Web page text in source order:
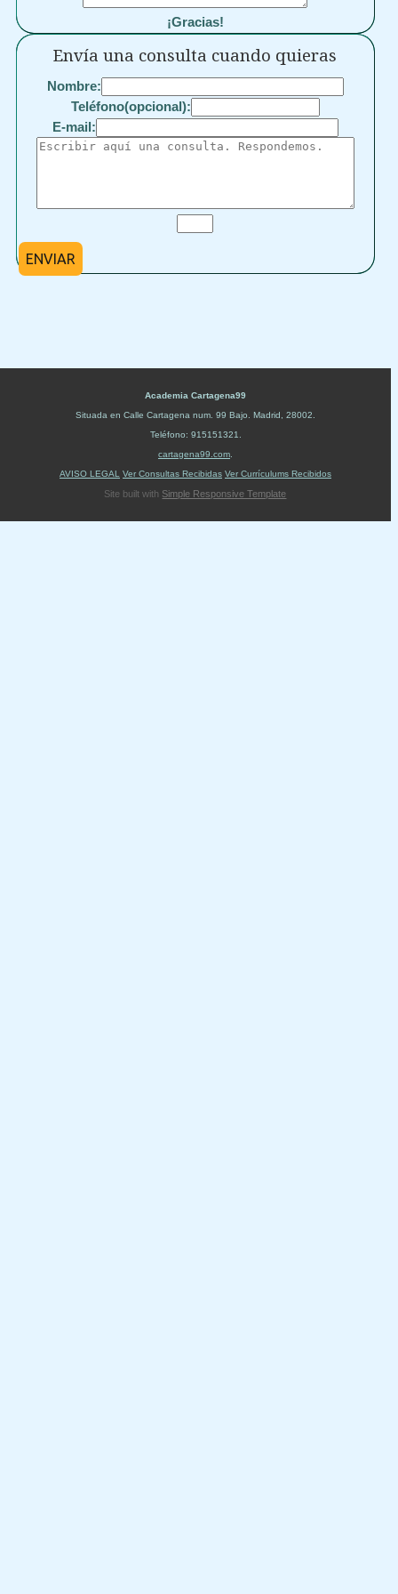
¡Gracias!
Envía una consulta cuando quieras
Nombre:
Teléfono(opcional):
E-mail:
ENVIAR
Academia Cartagena99
Situada en Calle Cartagena num. 99 Bajo Madrid 28002
Teléfono: 915151321
cartagena99.com
AVISO LEGAL
Ver Consultas Recibidas Ver Currículums Recibidos
Site built with Simple Responsive Template